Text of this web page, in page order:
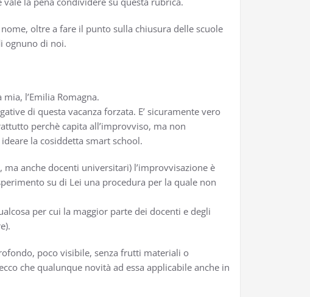
oltre a fare il punto sulla chiusura delle scuole
ognuno di noi.
l’Emilia Romagna.
di questa vacanza forzata. E’ sicuramente vero
perchè capita all’improvviso, ma non
la cosiddetta smart school.
anche docenti universitari) l’improvvisazione è
su di Lei una procedura per la quale non
per cui la maggior parte dei docenti e degli
poco visibile, senza frutti materiali o
che qualunque novità ad essa applicabile anche in